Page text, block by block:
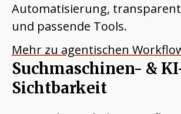
Automatisierung,
und passende Tools.
Mehr zu agentischen
Suchmaschinen- &
Sichtbarkeit